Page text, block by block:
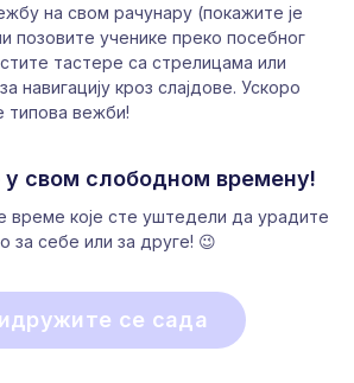
на свом рачунару (покажите је
позовите ученике преко посебног
тастере са стрелицама или
навигацију кроз слајдове. Ускоро
типова вежби!
у свом слободном времену!
време које сте уштедели да урадите
за себе или за друге! 😉
се сада